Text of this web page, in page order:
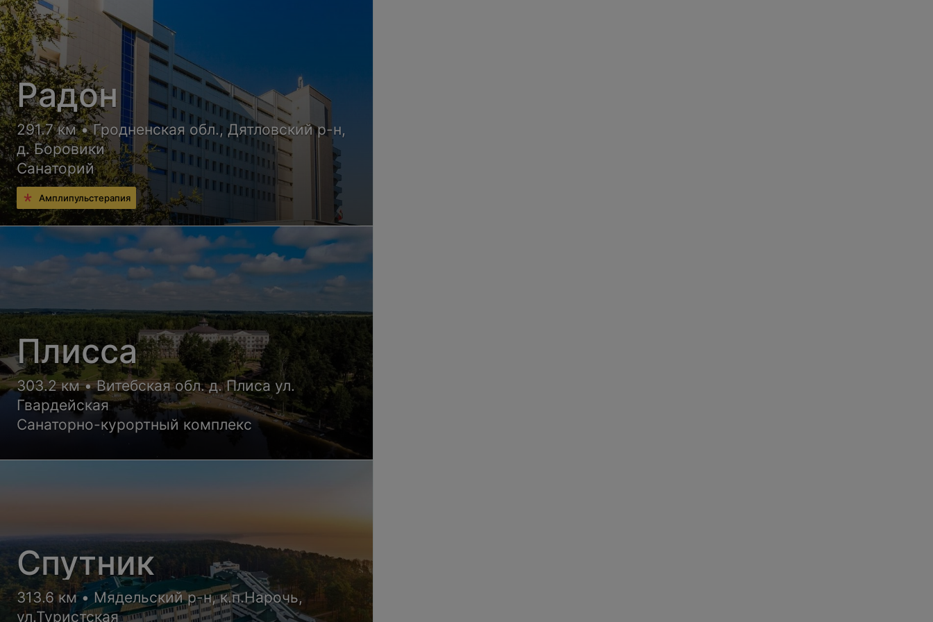
Радон
291.7 км • Гродненская обл., Дятловский р-н,
д. Боровики
Санаторий
Амплипульстерапия
Плисса
303.2 км • Витебская обл. д. Плиса ул.
Гвардейская
Санаторно-курортный комплекс
Спутник
313.6 км • Мядельский р-н, к.п.Нарочь,
ул.Туристская